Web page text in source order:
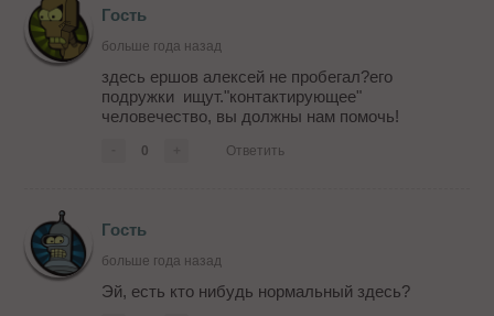
Гость
больше года назад
здесь ершов алексей не пробегал?его
подружки ищут."контактирующее"
человечество, вы должны нам помочь!
0 Ответить
Гость
больше года назад
Эй, есть кто нибудь нормальный здесь?